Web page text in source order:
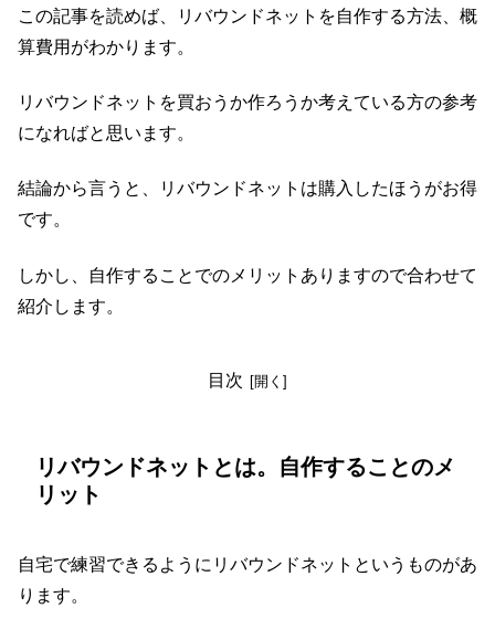
この記事を読めば、リバウンドネットを自作する方法、概
算費用がわかります。
リバウンドネットを買おうか作ろうか考えている方の参考
になればと思います。
結論から言うと、リバウンドネットは購入したほうがお得
です。
しかし、自作することでのメリットありますので合わせて
紹介します。
目次
リバウンドネットとは。自作することのメ
リット
自宅で練習できるようにリバウンドネットというものがあ
ります。